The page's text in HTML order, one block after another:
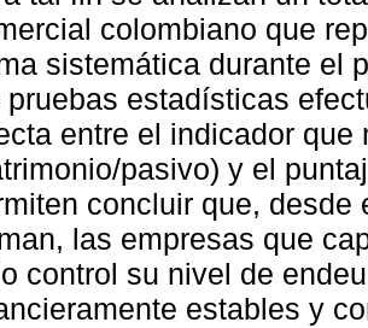
colombiano que
sistemática durante el
pruebas estadísticas
entre el indicador
pasivo) y el
concluir que,
las empresas que
control su nivel de
estables y